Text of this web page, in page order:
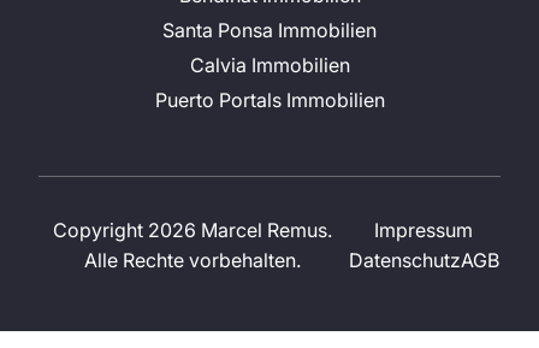
Santa Ponsa Immobilien
Calvia Immobilien
Puerto Portals Immobilien
Copyright 2026 Marcel Remus.
Alle Rechte vorbehalten.
Impressum
DatenschutzAGB